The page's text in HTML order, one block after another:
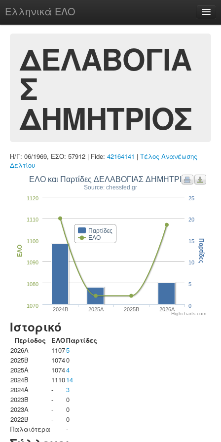
Ελληνικά ΕΛΟ
chesstu.be @ discord
Login
ΔΕΛΑΒΟΓΙΑ
Σ
ΔΗΜΗΤΡΙΟΣ
Η/Γ: 06/1969, ΕΣΟ: 57912 | Fide: 42164141 | Τέλος Ανανέωσης
Δελτίου
ΕΛΟ και Παρτίδες ΔΕΛΑΒΟΓΙΑΣ ΔΗΜΗΤΡΙΟΣ
Source: chessfed.gr
Παρτίδες
ΕΛΟ
2024B 2025A 2025B 2026A
1070
1080
1090
1100
1110
1120
ΕΛΟ
0
5
10
15
20
25
Παρτίδες
Highcharts.com
Ιστορικό
Περίοδος ΕΛΟΠαρτίδες
2026A
11075
2025B
10740
2025A
10744
2024B
111014
2024A
-
3
2023B
-
0
2023Α
-
0
2022B
-
0
Παλαιότερα
-